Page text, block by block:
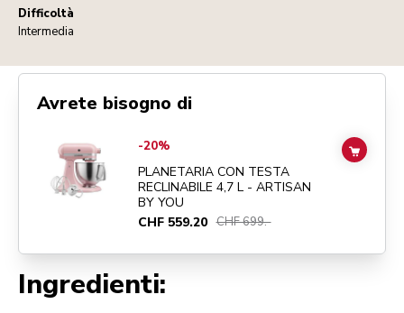
Difficoltà
Intermedia
Ingredienti:
Avrete bisogno di
Go toPLANETARIA CON TESTA RECLINABILE 4,7 L - ARTISAN BY
-20%
PLANETARIA CON TESTA
RECLINABILE 4,7 L - ARTISAN
BY YOU
CHF 559.20 CHF 699.-
ADD